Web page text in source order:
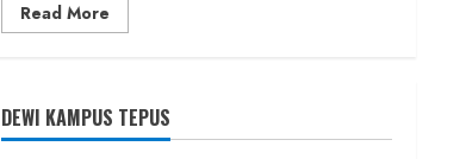
Read More
more
dan
Dokter
dan
DEWI KAMPUS TEPUS